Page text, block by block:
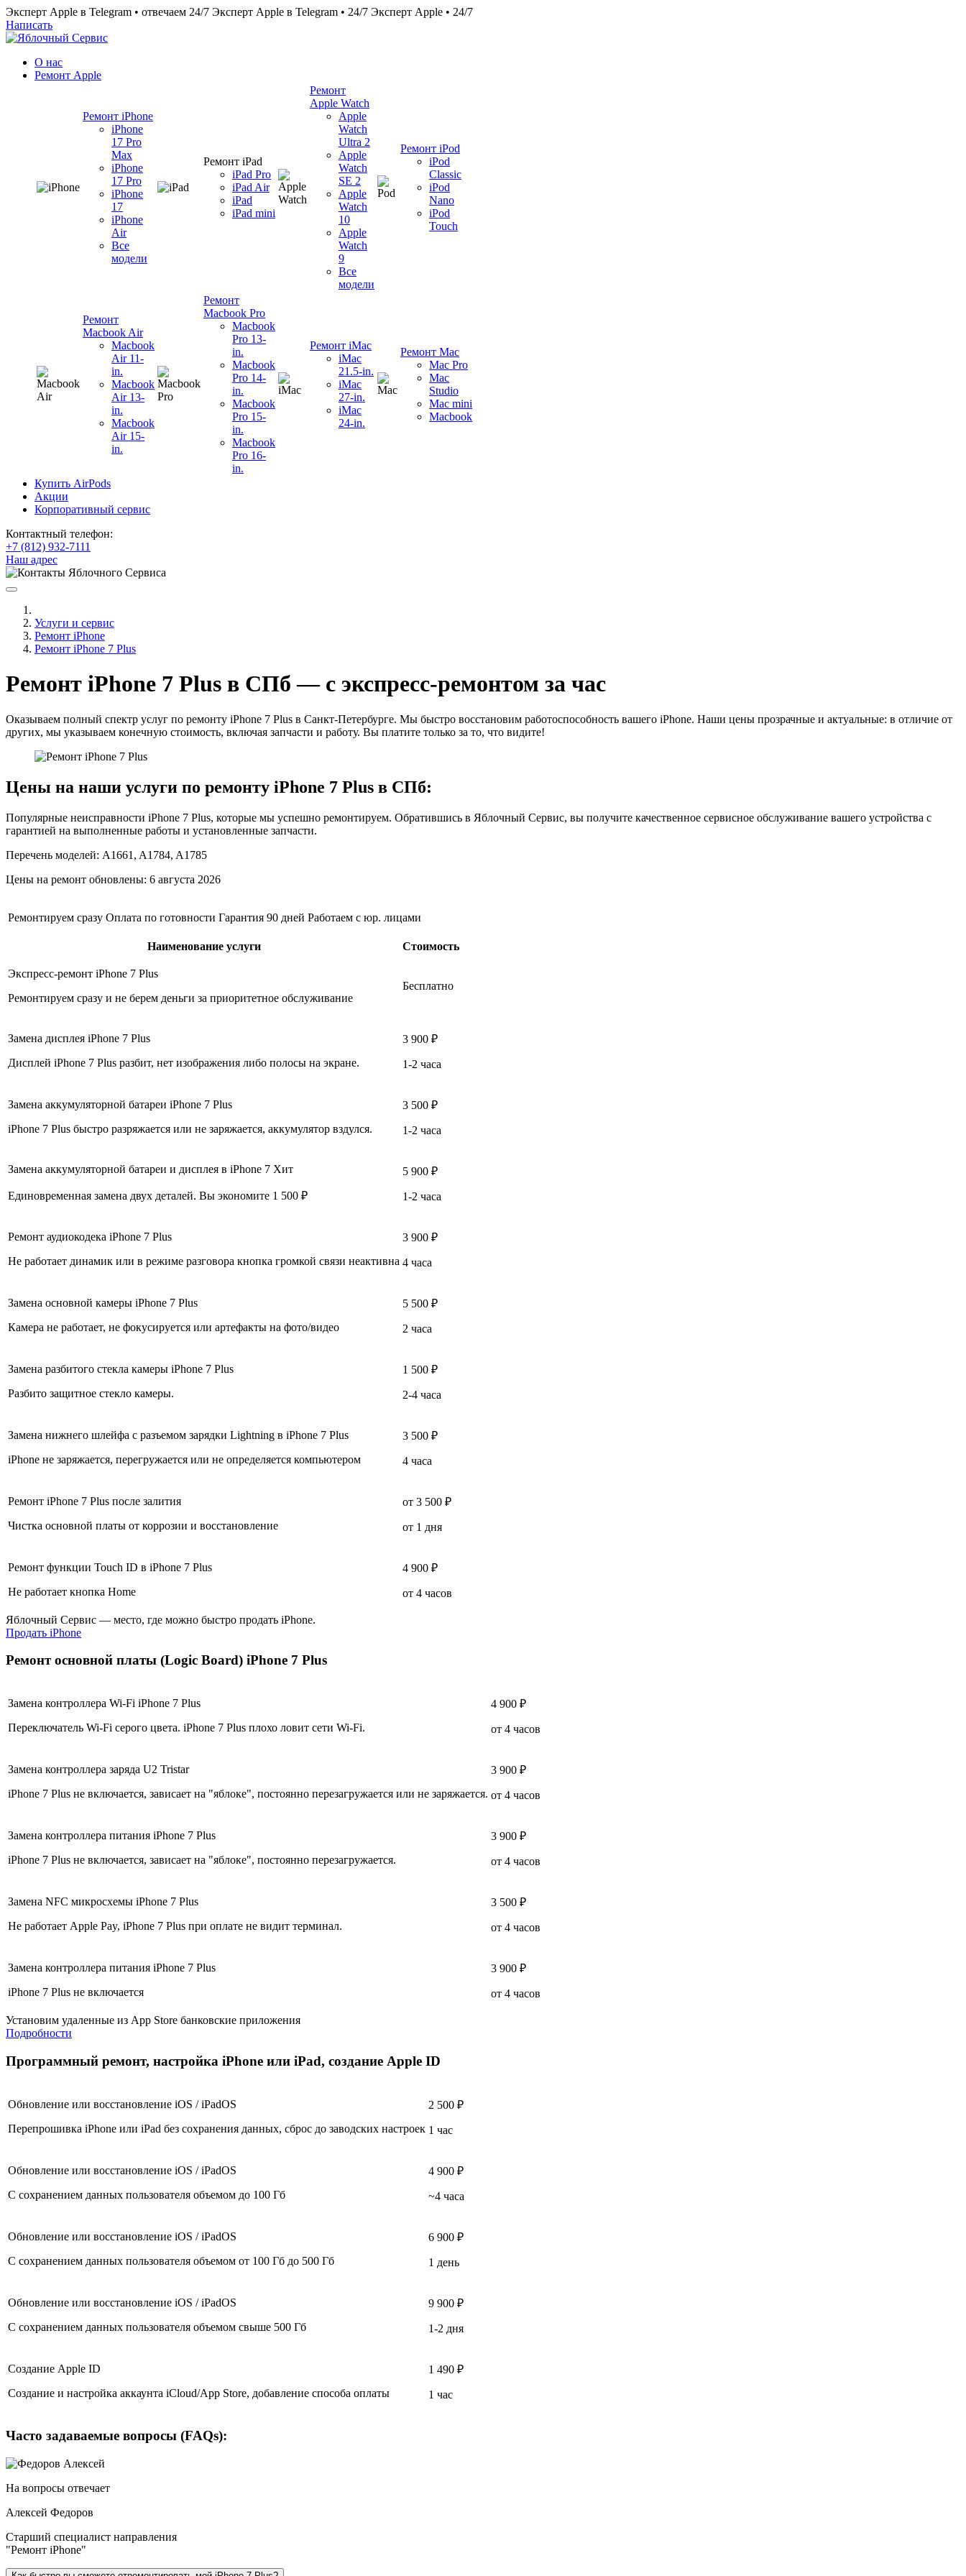
Эксперт Apple в Telegram • отвечаем 24/7 Эксперт Apple в Telegram • 24/7 Эксперт Apple • 24/7
Написать
О нас
Ремонт Apple
Ремонт iPhone
iPhone
17 Pro
Max
iPhone
17 Pro
iPhone
17
iPhone
Air
Все
модели
Ремонт iPad
iPad Pro
iPad Air
iPad
iPad mini
Ремонт
Apple Watch
Apple
Watch
Ultra 2
Apple
Watch
SE 2
Apple
Watch
10
Apple
Watch
9
Все
модели
Ремонт iPod
iPod
Classic
iPod
Nano
iPod
Touch
Ремонт
Macbook Air
Macbook
Air 11-
in.
Macbook
Air 13-
in.
Macbook
Air 15-
in.
Ремонт
Macbook Pro
Macbook
Pro 13-
in.
Macbook
Pro 14-
in.
Macbook
Pro 15-
in.
Macbook
Pro 16-
in.
Ремонт iMac
iMac
21.5-in.
iMac
27-in.
iMac
24-in.
Ремонт Mac
Mac Pro
Mac
Studio
Mac mini
Macbook
Купить AirPods
Акции
Корпоративный сервис
Контактный телефон:
+7 (812) 932-7111
Наш адрес
Услуги и сервис
Ремонт iPhone
Ремонт iPhone 7 Plus
Ремонт iPhone 7 Plus в СПб — с экспресс-ремонтом за час
Оказываем полный спектр услуг по ремонту iPhone 7 Plus в Санкт-Петербурге. Мы быстро восстановим работоспособность вашего iPhone. Наши цены прозрачные и актуальные: в отличие от
других, мы указываем конечную стоимость, включая запчасти и работу. Вы платите только за то, что видите!
Цены на наши услуги по ремонту iPhone 7 Plus в СПб:
Популярные неисправности iPhone 7 Plus, которые мы успешно ремонтируем. Обратившись в Яблочный Сервис, вы получите качественное сервисное обслуживание вашего устройства c
гарантией на выполненные работы и установленные запчасти.
Перечень моделей: A1661, A1784, A1785
Цены на ремонт обновлены: 6 августа 2026
Ремонтируем сразу Оплата по готовности Гарантия 90 дней Работаем с юр. лицами
Наименование услуги Стоимость
Экспресс-ремонт iPhone 7 Plus
Ремонтируем сразу и не берем деньги за приоритетное обслуживание
Бесплатно
Замена дисплея iPhone 7 Plus
Дисплей iPhone 7 Plus разбит, нет изображения либо полосы на экране.
3 900 ₽
1-2 часа
Замена аккумуляторной батареи iPhone 7 Plus
iPhone 7 Plus быстро разряжается или не заряжается, аккумулятор вздулся.
3 500 ₽
1-2 часа
Замена аккумуляторной батареи и дисплея в iPhone 7 Хит
Единовременная замена двух деталей. Вы экономите 1 500 ₽
5 900 ₽
1-2 часа
Ремонт аудиокодека iPhone 7 Plus
Не работает динамик или в режиме разговора кнопка громкой связи неактивна
3 900 ₽
4 часа
Замена основной камеры iPhone 7 Plus
Камера не работает, не фокусируется или артефакты на фото/видео
5 500 ₽
2 часа
Замена разбитого стекла камеры iPhone 7 Plus
Разбито защитное стекло камеры.
1 500 ₽
2-4 часа
Замена нижнего шлейфа с разъемом зарядки Lightning в iPhone 7 Plus
iPhone не заряжается, перегружается или не определяется компьютером
3 500 ₽
4 часа
Ремонт iPhone 7 Plus после залития
Чистка основной платы от коррозии и восстановление
от 3 500 ₽
от 1 дня
Ремонт функции Touch ID в iPhone 7 Plus
Не работает кнопка Home
4 900 ₽
от 4 часов
Яблочный Сервис — место, где можно быстро продать iPhone.
Продать iPhone
Ремонт основной платы (Logic Board) iPhone 7 Plus
Замена контроллера Wi-Fi iPhone 7 Plus
Переключатель Wi-Fi серого цвета. iPhone 7 Plus плохо ловит сети Wi-Fi.
4 900 ₽
от 4 часов
Замена контроллера заряда U2 Tristar
iPhone 7 Plus не включается, зависает на "яблоке", постоянно перезагружается или не заряжается.
3 900 ₽
от 4 часов
Замена контроллера питания iPhone 7 Plus
iPhone 7 Plus не включается, зависает на "яблоке", постоянно перезагружается.
3 900 ₽
от 4 часов
Замена NFC микросхемы iPhone 7 Plus
Не работает Apple Pay, iPhone 7 Plus при оплате не видит терминал.
3 500 ₽
от 4 часов
Замена контроллера питания iPhone 7 Plus
iPhone 7 Plus не включается
3 900 ₽
от 4 часов
Установим удаленные из App Store банковские приложения
Подробности
Программный ремонт, настройка iPhone или iPad, создание Apple ID
Обновление или восстановление iOS / iPadOS
Перепрошивка iPhone или iPad без сохранения данных, сброс до заводских настроек
2 500 ₽
1 час
Обновление или восстановление iOS / iPadOS
С сохранением данных пользователя объемом до 100 Гб
4 900 ₽
~4 часа
Обновление или восстановление iOS / iPadOS
С сохранением данных пользователя объемом от 100 Гб до 500 Гб
6 900 ₽
1 день
Обновление или восстановление iOS / iPadOS
С сохранением данных пользователя объемом свыше 500 Гб
9 900 ₽
1-2 дня
Создание Apple ID
Создание и настройка аккаунта iCloud/App Store, добавление способа оплаты
1 490 ₽
1 час
Часто задаваемые вопросы (FAQs):
На вопросы отвечает
Алексей Федоров
Старший специалист направления
"Ремонт iPhone"